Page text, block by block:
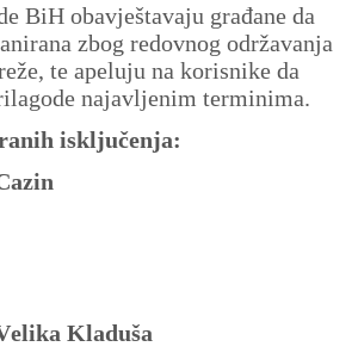
BiH obavještavaju građane da
zbog redovnog održavanja
te apeluju na korisnike da
najavljenim terminima.
isključenja:
Kladuša